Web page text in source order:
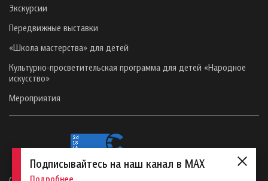
Экскурсии
Передвижные выставки
«Школа мастерства» для детей
Культурно-просветительская программа для детей «Народное
искусство»
Мероприятия
Подписывайтесь на наш канал в MAX
Подробнее